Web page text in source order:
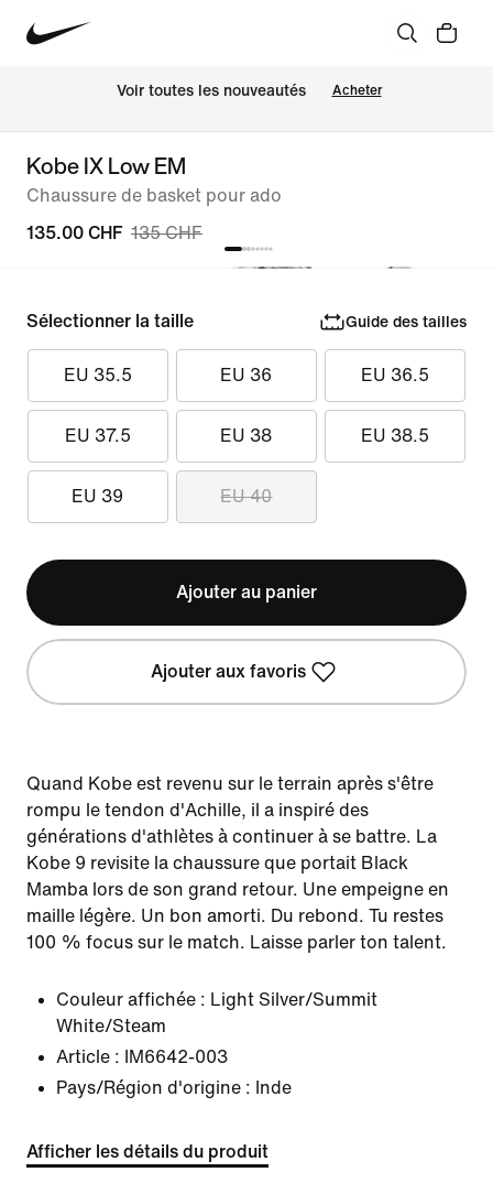
Voir toutes les nouveautés Acheter
Kobe IX Low EM
Chaussure de basket pour ado
135.00 CHF 135 CHF
Sélectionner la taille Guide des tailles
EU 35.5 EU 36 EU 36.5
EU 37.5 EU 38 EU 38.5
EU 39 EU 40
Ajouter au panier
Ajouter aux favoris
Quand Kobe est revenu sur le terrain après s'être
rompu le tendon d'Achille, il a inspiré des
générations d'athlètes à continuer à se battre. La
Kobe 9 revisite la chaussure que portait Black
Mamba lors de son grand retour. Une empeigne en
maille légère. Un bon amorti. Du rebond. Tu restes
100 % focus sur le match. Laisse parler ton talent.
Couleur affichée : Light Silver/Summit
White/Steam
Article :
IM6642-003
Pays/Région d'origine : Inde
Afficher les détails du produit